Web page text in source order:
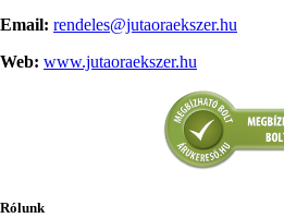
Email: rendeles@jutaoraekszer.hu
Web: www.jutaoraekszer.hu
Rólunk